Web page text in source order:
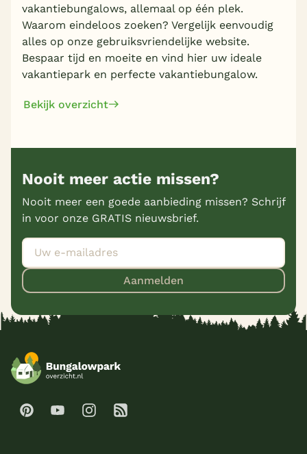
vakantiebungalows, allemaal op één plek.
Waarom eindeloos zoeken? Vergelijk eenvoudig
alles op onze gebruiksvriendelijke website.
Bespaar tijd en moeite en vind hier uw ideale
vakantiepark en perfecte vakantiebungalow.
Bekijk overzicht
Nooit meer actie missen?
Nooit meer een goede aanbieding missen? Schrijf
in voor onze GRATIS nieuwsbrief.
Aanmelden